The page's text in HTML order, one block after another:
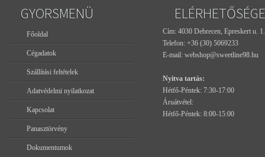
GYORSMENÜ
Főoldal
Cégadatok
Szállítási feltételek
Adatvédelmi nyilatkozat
Kapcsolat
Panasztörvény
Dokumentumok
Cím: 4030 Debrecen, Epreskert u. 1.
Telefon: +36 (30) 5069233
E-mail: webshop@sweetline98.hu
Nyitva tartás:
Hétfő-Péntek: 7:30-17:00
Áruátvétel:
Hétfő-Péntek: 8:00-15:00